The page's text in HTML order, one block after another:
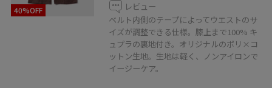
40%OFF
レビュー
ベルト内側のテープによってウエストのサ
イズが調整できる仕様。膝上まで100% キ
ュプラの裏地付き。オリジナルのポリ×コ
ットン生地。生地は軽く、ノンアイロンで
イージーケア。